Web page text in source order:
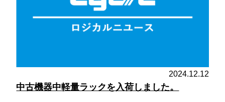
2024.12.12
中古機器中軽量ラックを入荷しました。